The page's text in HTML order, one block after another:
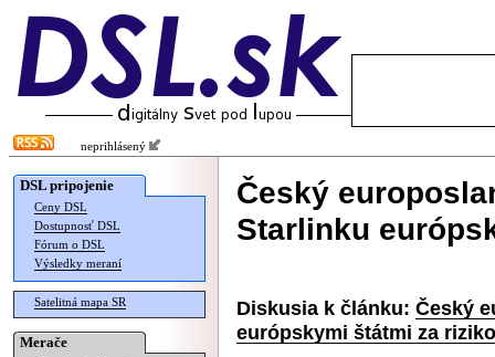
neprihlásený
DSL pripojenie
Ceny DSL
Dostupnosť DSL
Fórum o DSL
Výsledky meraní
Satelitná mapa SR
Merače
Český
Starlinku
Diskusia k článku: Český
európskymi štátmi za riziko